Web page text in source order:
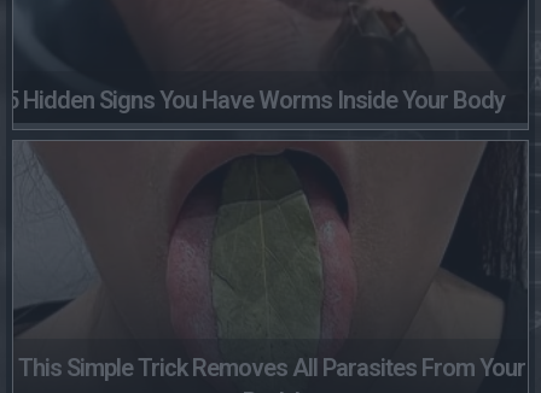
5 Hidden Signs You Have Worms Inside Your Body
This Simple Trick Removes All Parasites From Your